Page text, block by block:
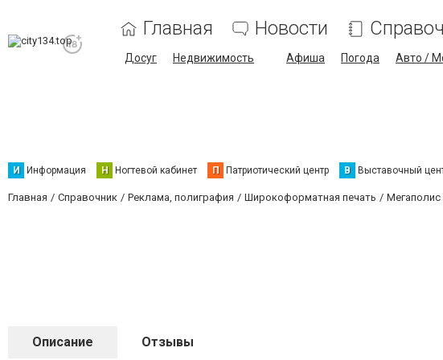
Главная Новости
Досуг Недвижимость Афиша Погода Авто /
И Информация Н Ногтевой кабинет П Патриотический центр В Выставочный
Главная Справочник Реклама, полиграфия Широкоформатная печать Мегаполис
Описание Отзывы